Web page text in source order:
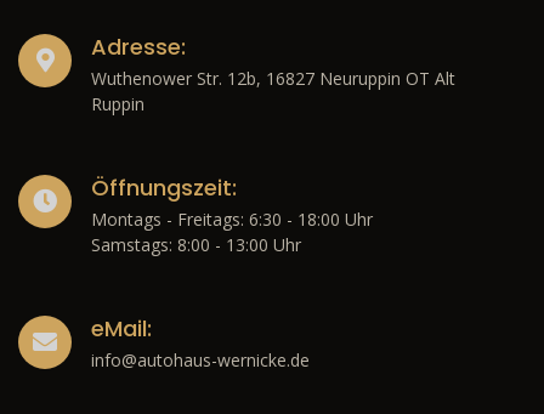
Adresse:
Wuthenower Str. 12b, 16827 Neuruppin OT Alt
Ruppin
Öffnungszeit:
Montags - Freitags: 6:30 - 18:00 Uhr
Samstags: 8:00 - 13:00 Uhr
eMail:
info@autohaus-wernicke.de